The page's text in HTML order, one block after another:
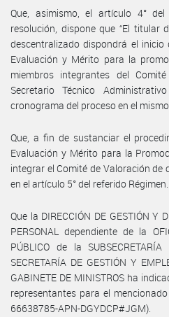
Que, asimismo, el artículo 4°
resolución, dispone que “El titular
descentralizado dispondrá el
Evaluación y Mérito para la
miembros integrantes del
Secretario Técnico
cronograma del proceso en el
Que, a fin de sustanciar el
Evaluación y Mérito para la
integrar el Comité de Valoración
en el artículo 5° del referido Régimen.
Que la DIRECCIÓN DE GESTIÓN Y
PERSONAL dependiente de la
PÚBLICO de la
SECRETARÍA DE GESTIÓN Y
GABINETE DE MINISTROS ha
representantes para el
66638785-APN-DGYDCP#JGM).